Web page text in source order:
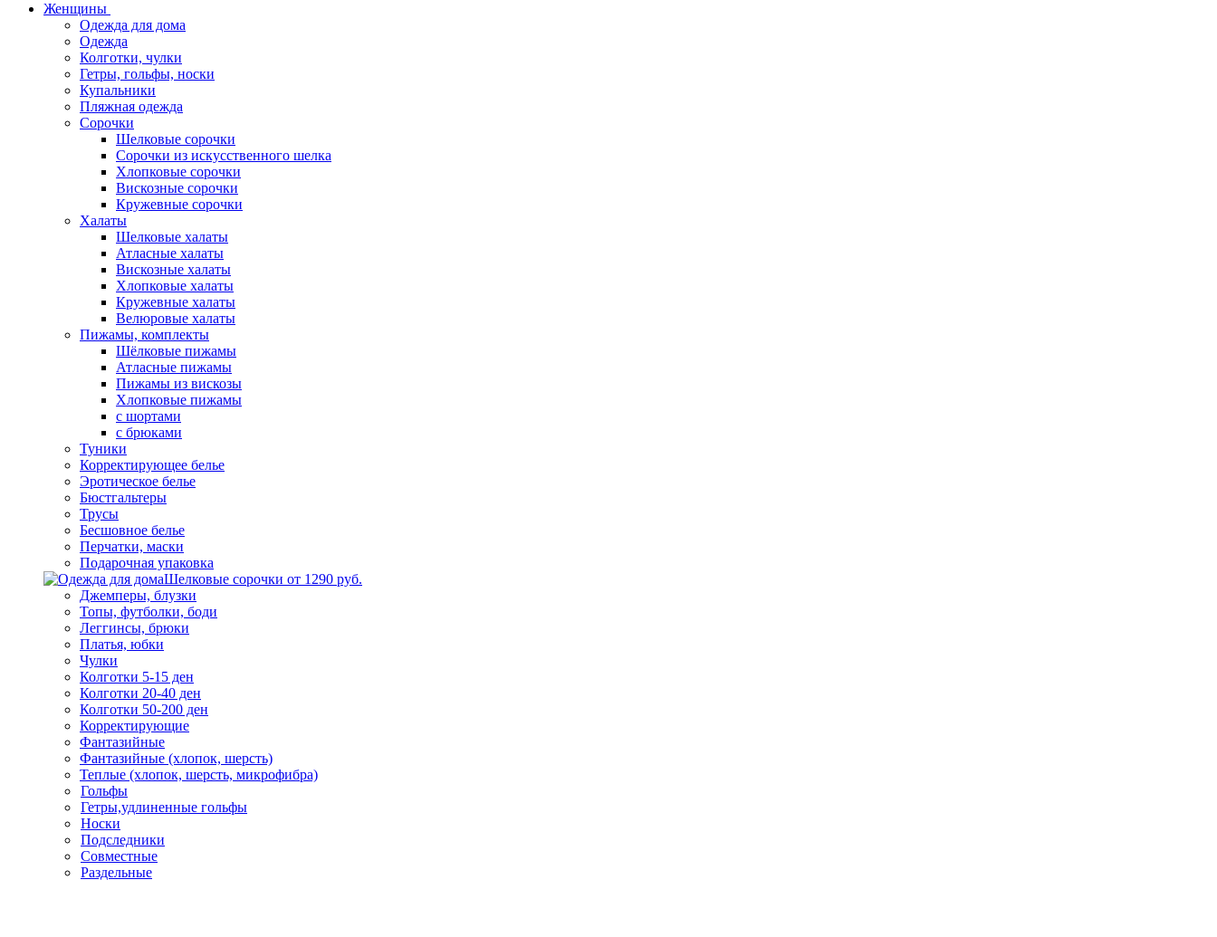
Женщины
Одежда для дома
Одежда
Колготки, чулки
Гетры, гольфы, носки
Купальники
Пляжная одежда
Сорочки
Шелковые сорочки
Сорочки из искусственного шелка
Хлопковые сорочки
Вискозные сорочки
Кружевные сорочки
Халаты
Шелковые халаты
Атласные халаты
Вискозные халаты
Хлопковые халаты
Кружевные халаты
Велюровые халаты
Пижамы, комплекты
Шёлковые пижамы
Атласные пижамы
Пижамы из вискозы
Хлопковые пижамы
с шортами
с брюками
Туники
Корректирующее белье
Эротическое белье
Бюстгальтеры
Трусы
Бесшовное белье
Перчатки, маски
Подарочная упаковка
Шелковые сорочки от 1290 руб.
Джемперы, блузки
Топы, футболки, боди
Леггинсы, брюки
Платья, юбки
Чулки
Колготки 5-15 ден
Колготки 20-40 ден
Колготки 50-200 ден
Корректирующие
Фантазийные
Фантазийные (хлопок, шерсть)
Теплые (хлопок, шерсть, микрофибра)
Гольфы
Гетры,удлиненные гольфы
Носки
Подследники
Совместные
Раздельные